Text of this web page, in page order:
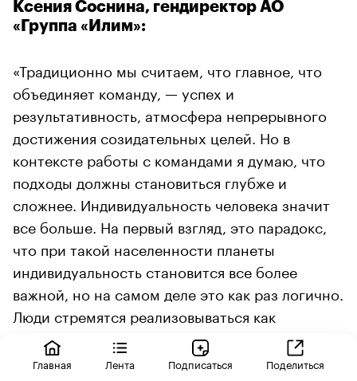
Ксения Соснина, гендиректор АО
«Группа «Илим»:
«Традиционно мы считаем, что главное, что
объединяет команду, — успех и
результативность, атмосфера непрерывного
достижения созидательных целей. Но в
контексте работы с командами я думаю, что
подходы должны становиться глубже и
сложнее. Индивидуальность человека значит
все больше. На первый взгляд, это парадокс,
что при такой населенности планеты
индивидуальность становится все более
важной, но на самом деле это как раз логично.
Люди стремятся реализовываться как
личности, а не быть винтиками. Коллективный
успех становится возможен как сумма
Главная Лента Подписаться Поделиться